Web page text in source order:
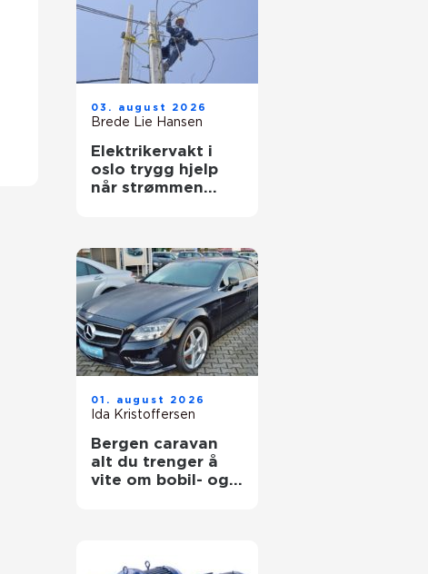
03. august 2026
Brede Lie Hansen
Elektrikervakt i
oslo trygg hjelp
når strømmen
01. august 2026
Ida Kristoffersen
Bergen caravan
alt du trenger å
vite om bobil- og